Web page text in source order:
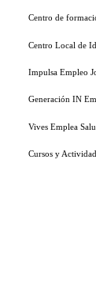
Centro de
Centro Local de
Impulsa Empleo
Generación IN
Vives Emplea
Cursos y